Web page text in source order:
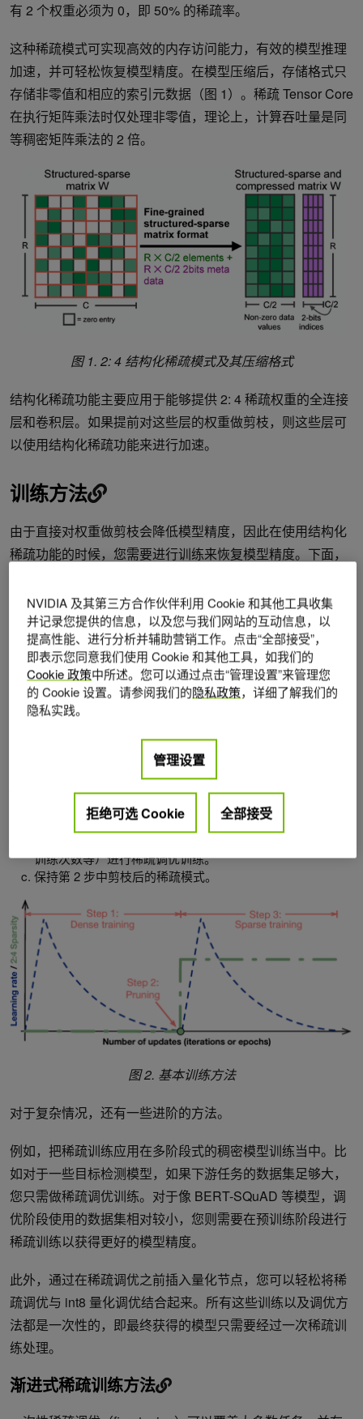
有 2 个权重必须为 0，即 50% 的稀疏率。
这种稀疏模式可实现高效的内存访问能力，有效的模型推理
加速，并可轻松恢复模型精度。在模型压缩后，存储格式只
存储非零值和相应的索引元数据（图 1）。稀疏 Tensor Core
在执行矩阵乘法时仅处理非零值，理论上，计算吞吐量是同
等稠密矩阵乘法的 2 倍。
图 1. 2: 4 结构化稀疏模式及其压缩格式
结构化稀疏功能主要应用于能够提供 2: 4 稀疏权重的全连接
层和卷积层。如果提前对这些层的权重做剪枝，则这些层可
以使用结构化稀疏功能来进行加速。
训练方法
由于直接对权重做剪枝会降低模型精度，因此在使用结构化
稀疏功能的时候，您需要进行训练来恢复模型精度。下面，
基本训练方法
基本训练方法可保持模型精度，并且无需任何超参数调优。
了解更多技术细节，请参阅论文Accelerating Sparse Deep
Neural Networks。
训练一个常规稠密模型，不需要稀疏化的特殊处理。
按照以下规则重新训练经过剪枝的模型：
将所有权重初始化为第 2 步中的值。
训练次数等）进行稀疏调优训练。
保持第 2 步中剪枝后的稀疏模式。
图 2. 基本训练方法
对于复杂情况，还有一些进阶的方法。
例如，把稀疏训练应用在多阶段式的稠密模型训练当中。比
如对于一些目标检测模型，如果下游任务的数据集足够大，
您只需做稀疏调优训练。对于像 BERT-SQuAD 等模型，调
优阶段使用的数据集相对较小，您则需要在预训练阶段进行
稀疏训练以获得更好的模型精度。
此外，通过在稀疏调优之前插入量化节点，您可以轻松将稀
疏调优与 int8 量化调优结合起来。所有这些训练以及调优方
法都是一次性的，即最终获得的模型只需要经过一次稀疏训
练处理。
渐进式稀疏训练方法
NVIDIA 及其第三方合作伙伴利用 Cookie 和其他工具收集
并记录您提供的信息，以及您与我们网站的互动信息，以
提高性能、进行分析并辅助营销工作。点击“全部接受”，
即表示您同意我们使用 Cookie 和其他工具，如我们的
Cookie 政策中所述。您可以通过点击“管理设置”来管理您
的 Cookie 设置。请参阅我们的隐私政策，详细了解我们的
隐私实践。
管理设置
拒绝可选 Cookie 全部接受